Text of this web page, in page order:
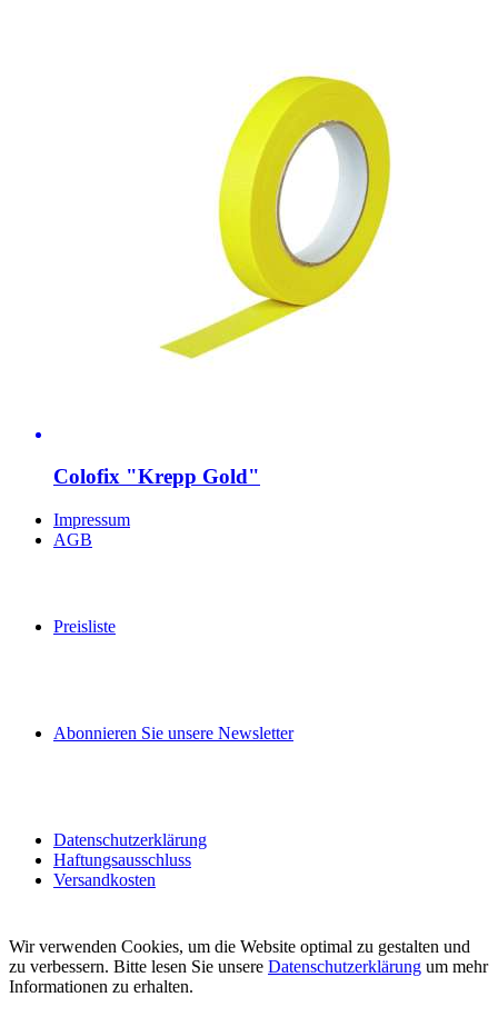
Colofix "Krepp Gold"
Impressum
AGB
Preisliste
Abonnieren Sie unsere Newsletter
Datenschutzerklärung
Haftungsausschluss
Versandkosten
Wir verwenden Cookies, um die Website optimal zu gestalten und
zu verbessern. Bitte lesen Sie unsere Datenschutzerklärung um mehr
Informationen zu erhalten.